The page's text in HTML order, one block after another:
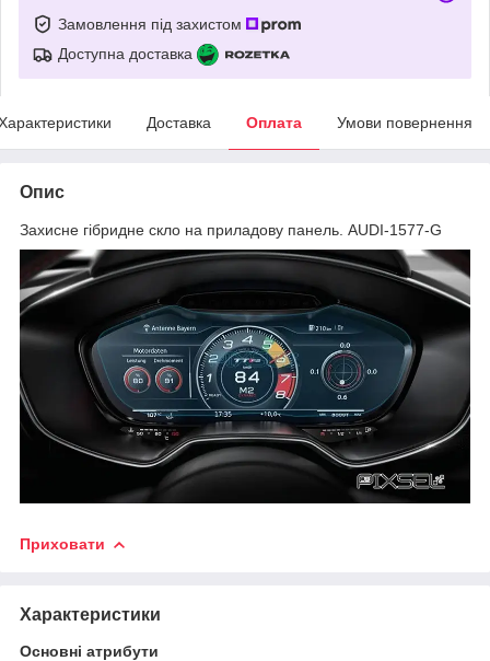
Замовлення під захистом
Доступна доставка
Доставка Оплата Умови повернення
Опис
Захисне гібридне скло на приладову панель. AUDI-1577-G
Приховати
Характеристики
Основні атрибути